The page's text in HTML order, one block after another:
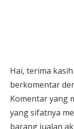
Hai, terima
berkomentar
Komentar yang
yang sifatnya
barang jualan